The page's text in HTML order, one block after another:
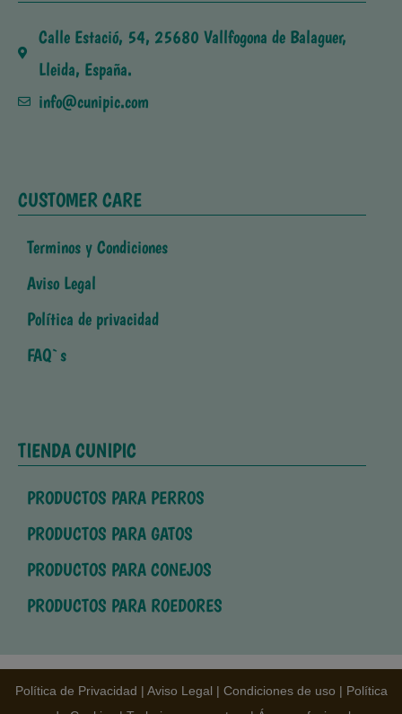
Calle Estació, 54, 25680 Vallfogona de Balaguer,
Lleida, España.
info@cunipic.com
CUSTOMER CARE
Terminos y Condiciones
Aviso Legal
Política de privacidad
FAQ`s
TIENDA CUNIPIC
PRODUCTOS PARA PERROS
PRODUCTOS PARA GATOS
PRODUCTOS PARA CONEJOS
PRODUCTOS PARA ROEDORES
Política de Privacidad | Aviso Legal | Condiciones de uso | Política